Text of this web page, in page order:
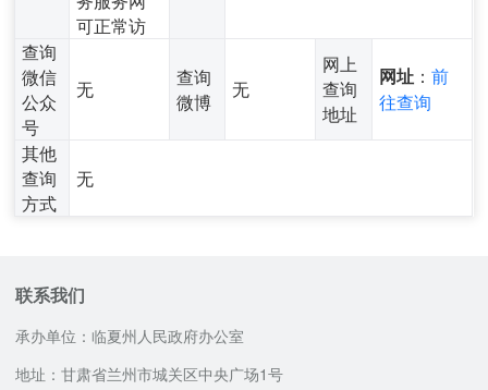
可正常访
查询
微信
公众
号
无
查询
微博
无
网上
查询
地址
网址 ：前
往查询
其他
查询
方式
无
联系我们
承办单位：临夏州人民政府办公室
地址：甘肃省兰州市城关区中央广场1号